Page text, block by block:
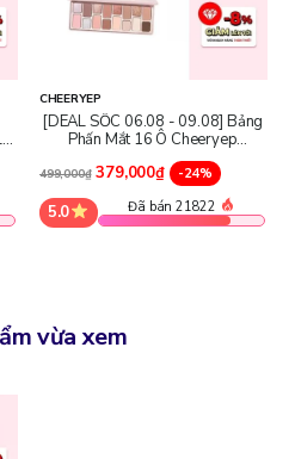
CHEERYEP
[DEAL SỐC 06.08 - 09.08] Bảng
Phấn Mắt 16 Ô Cheeryep
Eyeshadow Palette
499,000₫ 379,000₫ -24%
5.0 Đã bán 21822
vừa xem